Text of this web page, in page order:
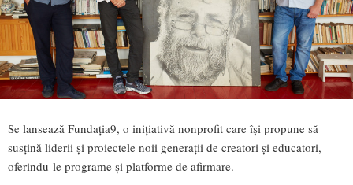
Se lansează Fundația9, o inițiativă nonprofit care își propune să
susțină liderii și proiectele noii generații de creatori și educatori,
oferindu-le programe și platforme de afirmare.